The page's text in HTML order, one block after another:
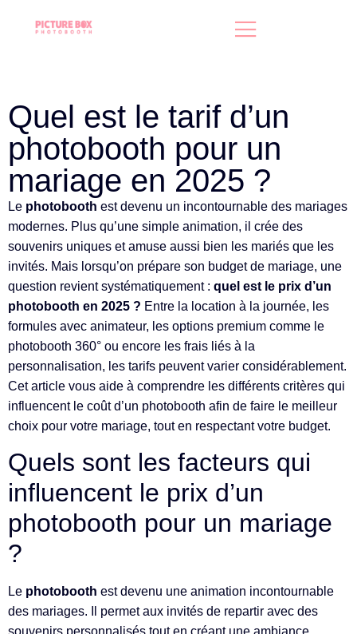
Quel est le tarif d’un
photobooth pour un
mariage en 2025 ?
Le photobooth est devenu un incontournable des mariages
modernes. Plus qu’une simple animation, il crée des
souvenirs uniques et amuse aussi bien les mariés que les
invités. Mais lorsqu’on prépare son budget de mariage, une
question revient systématiquement : quel est le prix d’un
photobooth en 2025 ? Entre la location à la journée, les
formules avec animateur, les options premium comme le
photobooth 360° ou encore les frais liés à la
personnalisation, les tarifs peuvent varier considérablement.
Cet article vous aide à comprendre les différents critères qui
influencent le coût d’un photobooth afin de faire le meilleur
choix pour votre mariage, tout en respectant votre budget.
Quels sont les facteurs qui
influencent le prix d’un
photobooth pour un mariage
?
Le photobooth est devenu une animation incontournable
des mariages. Il permet aux invités de repartir avec des